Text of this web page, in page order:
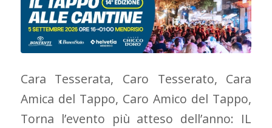
Cara Tesserata, Caro Tesserato, Cara
Amica del Tappo, Caro Amico del Tappo,
Torna l’evento più atteso dell’anno: IL